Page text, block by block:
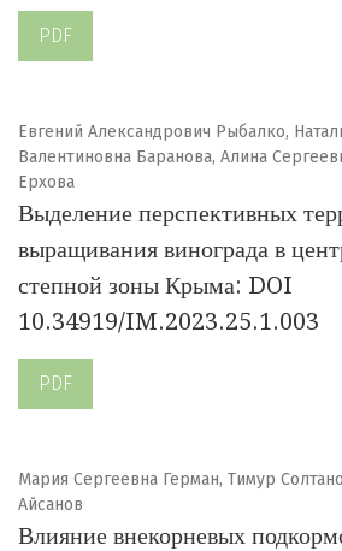
PDF
Евгений Александрович Рыбалко,
Валентиновна Баранова, Алина
Ерхова
Выделение перспективных
выращивания винограда в
степной зоны Крыма: DOI
10.34919/IM.2023.25.1.003
PDF
Мария Сергеевна Герман, Тимур
Айсанов
Влияние внекорневых